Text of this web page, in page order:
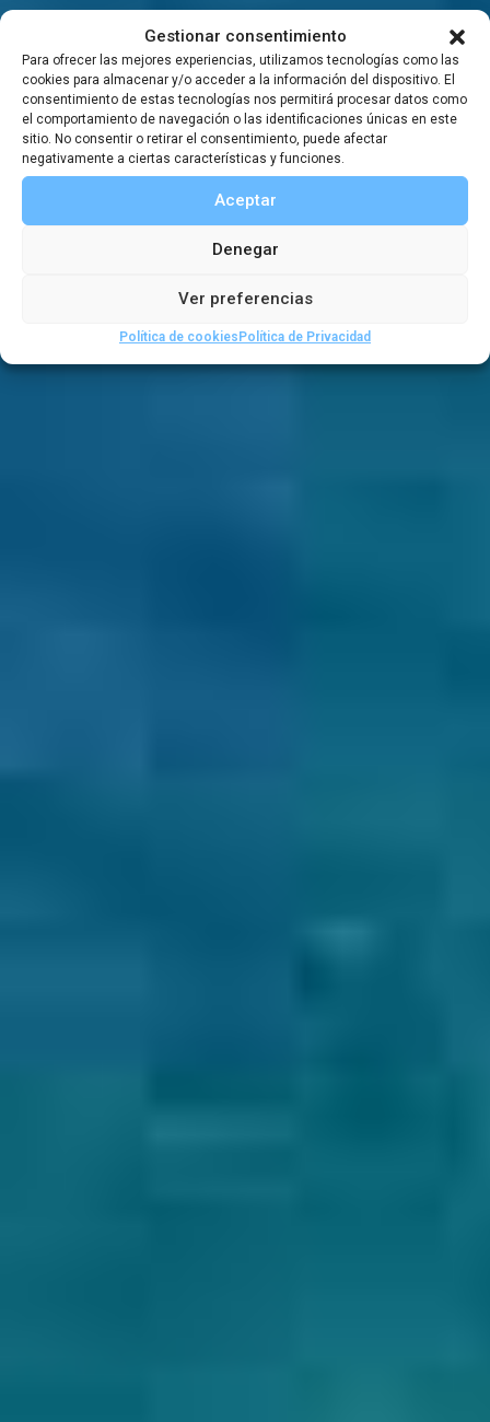
Gestionar consentimiento
Para ofrecer las mejores experiencias, utilizamos tecnologías como las
cookies para almacenar y/o acceder a la información del dispositivo. El
consentimiento de estas tecnologías nos permitirá procesar datos como
el comportamiento de navegación o las identificaciones únicas en este
sitio. No consentir o retirar el consentimiento, puede afectar
negativamente a ciertas características y funciones.
Aceptar
Denegar
Ver preferencias
Política de cookiesPolítica de Privacidad
Laboratorios de
evolución
independientes
Artículos de boletines